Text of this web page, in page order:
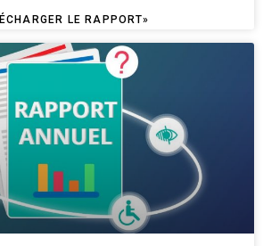
LE RAPPORT»